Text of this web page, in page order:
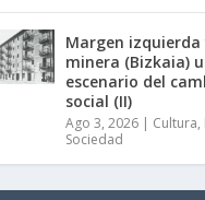
Margen izquierda
minera (Bizkaia)
escenario del
social (II)
Ago 3, 2026 | Cultura,
Sociedad